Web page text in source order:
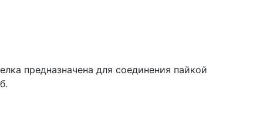
предназначена для соединения пайкой